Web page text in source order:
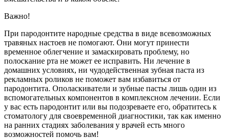
Важно!
При пародонтите народные средства в виде всевозможных
травяных настоев не помогают. Они могут принести
временное облегчение и замаскировать проблему, но
полоскание рта не может ее исправить. Ни лечение в
домашних условиях, ни чудодейственная зубная паста из
рекламных роликов не поможет вам избавиться от
пародонтита. Ополаскиватели и зубные пасты лишь один из
вспомогательных компонентов в комплексном лечении. Если
у вас есть пародонтит или вы подозреваете его, обратитесь к
стоматологу для своевременной диагностики, так как именно
на ранних стадиях заболевания у врачей есть много
возможностей помочь вам!